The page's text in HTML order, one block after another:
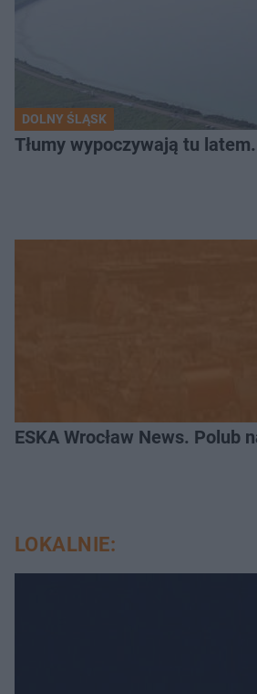
DOLNY ŚLĄSK
Tłumy wypoczywają tu
ESKA Wrocław News. Polub
LOKALNIE: